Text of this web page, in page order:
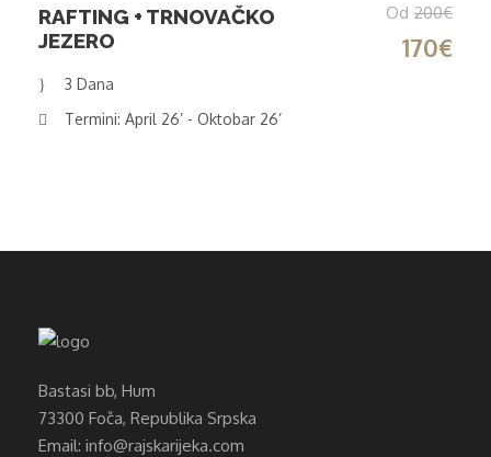
RAFTING + TRNOVAČKO
JEZERO
Od 200€
170€
3 Dana
Termini: April 26’ - Oktobar 26’
Bastasi bb, Hum
73300 Foča, Republika Srpska
Email: info@rajskarijeka.com